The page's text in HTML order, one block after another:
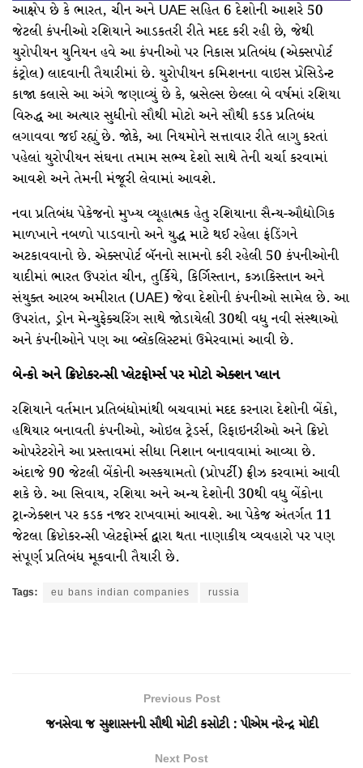
આક્ષેપ છે કે ભારત, ચીન અને UAE સહિત 6 દેશોની આશરે 50
જેટલી કંપનીઓ રશિયાને આડકતરી રીતે મદદ કરી રહી છે, જેથી
યુરોપીયન યુનિયન હવે આ કંપનીઓ પર નિકાસ પ્રતિબંધ (એક્સપોર્ટ
કંટ્રોલ) લાદવાની તૈયારીમાં છે. યુરોપીયન કમિશનના વાઇસ પ્રેસિડેન્ટ
કાજા કલાસે આ અંગે જણાવ્યું છે કે, બ્રસેલ્સ છેલ્લા બે વર્ષમાં રશિયા
વિરુદ્ધ આ અત્યાર સુધીનો સૌથી મોટો અને સૌથી કડક પ્રતિબંધ
લગાવવા જઈ રહ્યું છે. જોકે, આ નિયમોને સત્તાવાર રીતે લાગુ કરતાં
પહેલાં યુરોપીયન સંઘના તમામ સભ્ય દેશો સાથે તેની ચર્ચા કરવામાં
આવશે અને તેમની મંજૂરી લેવામાં આવશે.
નવા પ્રતિબંધ પેકેજનો મુખ્ય વ્યૂહાત્મક હેતુ રશિયાના સૈન્ય-ઔદ્યોગિક
માળખાને નબળો પાડવાનો અને યુદ્ધ માટે થઈ રહેલા ફંડિંગને
અટકાવવાનો છે. એક્સપોર્ટ બૅનનો સામનો કરી રહેલી 50 કંપનીઓની
યાદીમાં ભારત ઉપરાંત ચીન, તુર્કિયે, કિર્ગિસ્તાન, કઝાકિસ્તાન અને
સંયુક્ત આરબ અમીરાત (UAE) જેવા દેશોની કંપનીઓ સામેલ છે. આ
ઉપરાંત, ડ્રોન મેન્યુફેક્ચરિંગ સાથે જોડાયેલી 30થી વધુ નવી સંસ્થાઓ
અને કંપનીઓને પણ આ બ્લેકલિસ્ટમાં ઉમેરવામાં આવી છે.
બેન્કો અને ક્રિપ્ટોકરન્સી પ્લેટફોર્મ્સ પર મોટો એક્શન પ્લાન
રશિયાને વર્તમાન પ્રતિબંધોમાંથી બચવામાં મદદ કરનારા દેશોની બેંકો,
હથિયાર બનાવતી કંપનીઓ, ઓઇલ ટ્રેડર્સ, રિફાઇનરીઓ અને ક્રિપ્ટો
ઓપરેટરોને આ પ્રસ્તાવમાં સીધા નિશાન બનાવવામાં આવ્યા છે.
અંદાજે 90 જેટલી બેંકોની અસ્કયામતો (પ્રોપર્ટી) ફ્રીઝ કરવામાં આવી
શકે છે. આ સિવાય, રશિયા અને અન્ય દેશોની 30થી વધુ બેંકોના
ટ્રાન્ઝેક્શન પર કડક નજર રાખવામાં આવશે. આ પેકેજ અંતર્ગત 11
જેટલા ક્રિપ્ટોકરન્સી પ્લેટફોર્મ્સ દ્વારા થતા નાણાકીય વ્યવહારો પર પણ
સંપૂર્ણ પ્રતિબંધ મૂકવાની તૈયારી છે.
Tags: eu bans indian companies russia
Previous Post
જનસેવા જ સુશાસનની સૌથી મોટી કસોટી : પીએમ નરેન્દ્ર મોદી
Next Post